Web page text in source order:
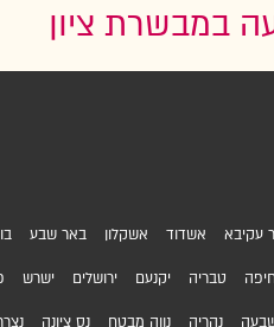
במבשרת ציון
עקיבא אשדוד אשקלון באר שבע
טבריה יקנעם ירושלים ישרש
נהריה נווה מבטח נס ציונה